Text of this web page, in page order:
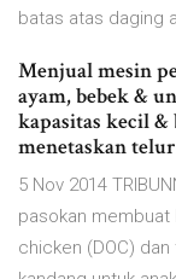
batas atas daging
Menjual mesin
ayam, bebek &
kapasitas kecil &
menetaskan
5 Nov 2014
pasokan membuat
chicken (DOC)